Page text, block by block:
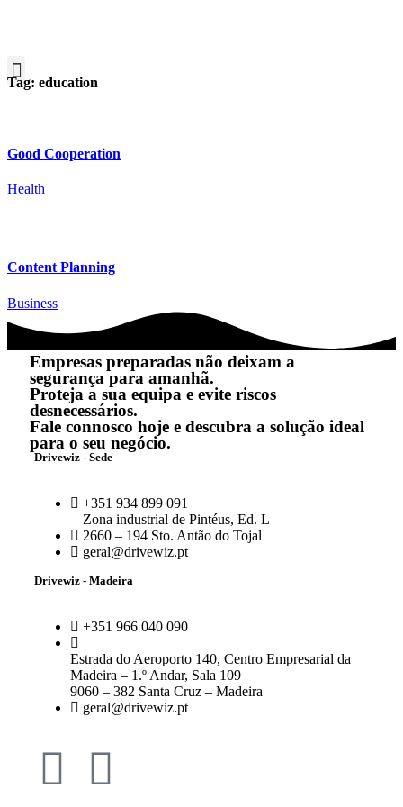
Tag: education
Good Cooperation
Health
Content Planning
Business
Empresas preparadas não deixam a
segurança para amanhã.
Proteja a sua equipa e evite riscos
desnecessários.
Fale connosco hoje e descubra a solução ideal
para o seu negócio.
Drivewiz - Sede
+351 934 899 091
Zona industrial de Pintéus, Ed. L
2660 – 194 Sto. Antão do Tojal
geral@drivewiz.pt
Drivewiz - Madeira
+351 966 040 090
Estrada do Aeroporto 140, Centro Empresarial da
Madeira – 1.º Andar, Sala 109
9060 – 382 Santa Cruz – Madeira
geral@drivewiz.pt